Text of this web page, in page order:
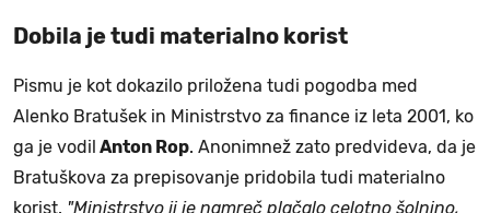
Dobila je tudi materialno korist
Pismu je kot dokazilo priložena tudi pogodba med
Alenko Bratušek in Ministrstvo za finance iz leta 2001, ko
ga je vodil Anton Rop. Anonimnež zato predvideva, da je
Bratuškova za prepisovanje pridobila tudi materialno
korist. "Ministrstvo ji je namreč plačalo celotno šolnino,